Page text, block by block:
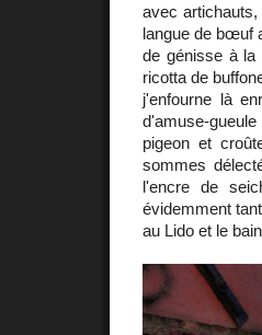
avec
langue de bœuf
de génisse à la
ricotta de
j'enfourne là
d'amuse-
pigeon et
sommes
l'encre de
évidemment
au Lido et le